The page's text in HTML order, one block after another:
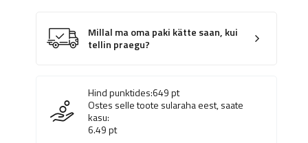
Millal ma oma paki kätte saan, kui
tellin praegu?
Hind punktides:649pt
Ostes selle toote sularaha eest, saate
kasu:
6.49pt